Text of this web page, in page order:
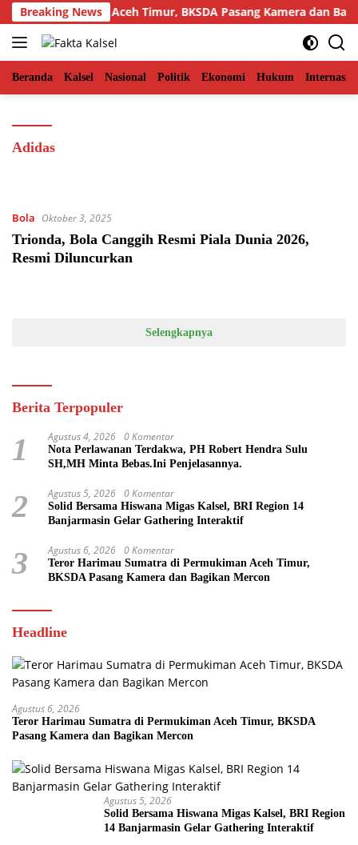
Langsung
ke
konten
Breaking News
di Permukiman Aceh Timur, BKSDA Pasang Kamera dan
Beranda Kalsel Nasional Politik Ekonomi Hukum
Adidas
Bola Oktober 3, 2025
Trionda, Bola Canggih Resmi Piala Dunia 2026,
Resmi Diluncurkan
Selengkapnya
Berita Terpopuler
1 Agustus 4, 2026 0 Komentar
Nota Perlawanan Terdakwa, PH Robert Hendra Sulu
SH,MH Minta Bebas.Ini Penjelasannya.
2 Agustus 5, 2026 0 Komentar
Solid Bersama Hiswana Migas Kalsel, BRI Region 14
Banjarmasin Gelar Gathering Interaktif
3 Agustus 6, 2026 0 Komentar
Teror Harimau Sumatra di Permukiman Aceh Timur,
BKSDA Pasang Kamera dan Bagikan Mercon
Headline
Agustus 6, 2026
Teror Harimau Sumatra di Permukiman Aceh Timur, BKSDA
Pasang Kamera dan Bagikan Mercon
Agustus 5, 2026
Solid Bersama Hiswana Migas Kalsel, BRI Region
14 Banjarmasin Gelar Gathering Interaktif